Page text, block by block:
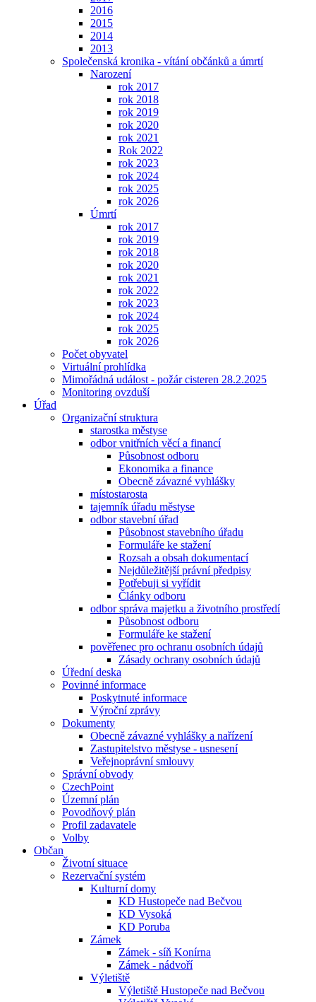
2016
2015
2014
2013
Společenská kronika - vítání občánků a úmrtí
Narození
rok 2017
rok 2018
rok 2019
rok 2020
rok 2021
Rok 2022
rok 2023
rok 2024
rok 2025
rok 2026
Úmrtí
rok 2017
rok 2019
rok 2018
rok 2020
rok 2021
rok 2022
rok 2023
rok 2024
rok 2025
rok 2026
Počet obyvatel
Virtuální prohlídka
Mimořádná událost - požár cisteren 28.2.2025
Monitoring ovzduší
Úřad
Organizační struktura
starostka městyse
odbor vnitřních věcí a financí
Působnost odboru
Ekonomika a finance
Obecně závazné vyhlášky
místostarosta
tajemník úřadu městyse
odbor stavební úřad
Působnost stavebního úřadu
Formuláře ke stažení
Rozsah a obsah dokumentací
Nejdůležitější právní předpisy
Potřebuji si vyřídit
Články odboru
odbor správa majetku a životního prostředí
Působnost odboru
Formuláře ke stažení
pověřenec pro ochranu osobních údajů
Zásady ochrany osobních údajů
Úřední deska
Povinné informace
Poskytnuté informace
Výroční zprávy
Dokumenty
Obecně závazné vyhlášky a nařízení
Zastupitelstvo městyse - usnesení
Veřejnoprávní smlouvy
Správní obvody
CzechPoint
Územní plán
Povodňový plán
Profil zadavatele
Volby
Občan
Životní situace
Rezervační systém
Kulturní domy
KD Hustopeče nad Bečvou
KD Vysoká
KD Poruba
Zámek
Zámek - síň Konírna
Zámek - nádvoří
Výletiště
Výletiště Hustopeče nad Bečvou